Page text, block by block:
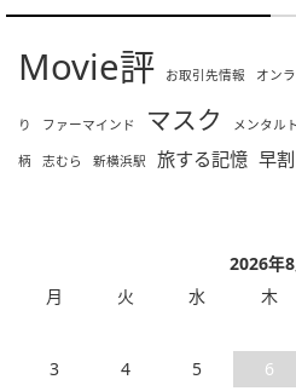
Movie評 お取引先情報 オン
り ファーマインド マスク メンタル
柄 志むら 新横浜駅 旅する記憶 早割
2026年
月
火 水 木
3
4 5 6